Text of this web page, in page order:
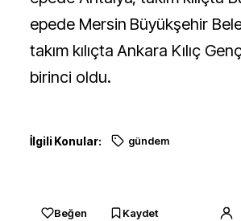
epede Mersin Büyükşehir
takım kılıçta Ankara Kılıç
birinci oldu.
İlgili Konular: gündem
Beğen Kaydet